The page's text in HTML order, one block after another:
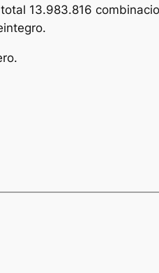
13.983.816